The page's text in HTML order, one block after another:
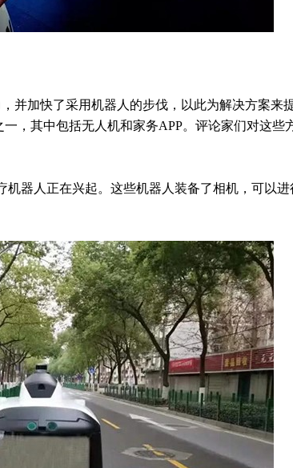
并加快了采用机器人的步伐，以此为解决方案来
，其中包括无人机和家务APP。评论家们对这些
器人正在兴起。这些机器人装备了相机，可以进